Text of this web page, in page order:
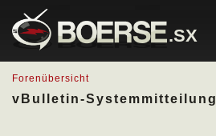
.SX
Forenübersicht
vBulletin-Systemmitteilung